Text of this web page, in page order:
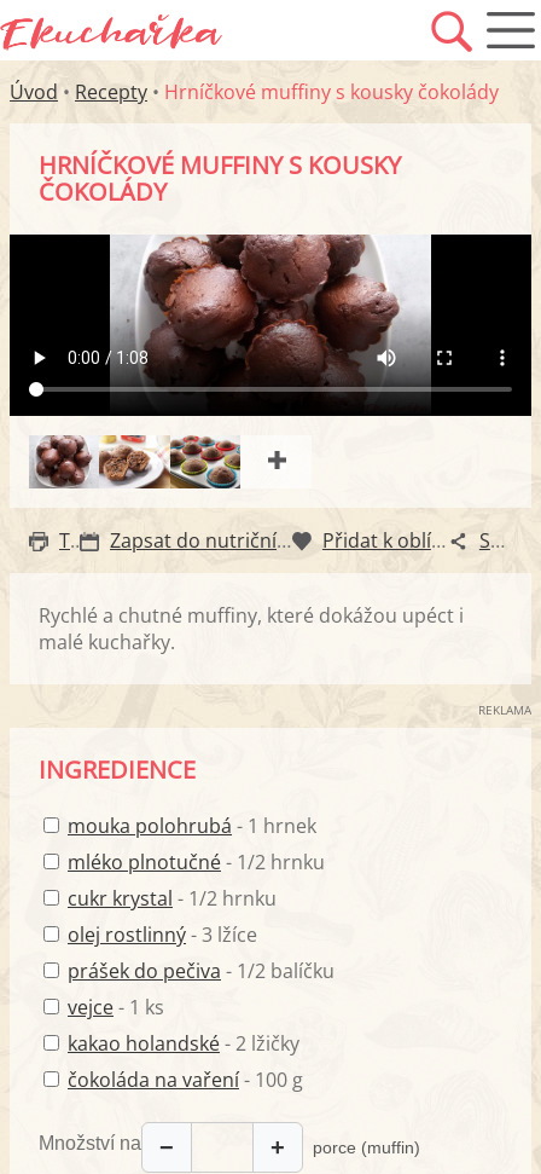
Úvod • Recepty • Hrníčkové muffiny s kousky čokolády
HRNÍČKOVÉ MUFFINY S KOUSKY
ČOKOLÁDY
Tisk Zapsat do nutričního diáře Přidat k oblíbeným Sdílet
Rychlé a chutné muffiny, které dokážou upéct i
malé kuchařky.
REKLAMA
INGREDIENCE
mouka polohrubá - 1 hrnek
mléko plnotučné- 1/2 hrnku
cukr krystal - 1/2 hrnku
olej rostlinný- 3 lžíce
prášek do pečiva - 1/2 balíčku
vejce- 1 ks
kakao holandské- 2 lžičky
čokoláda na vaření- 100 g
Množství na − + porce (muffin)